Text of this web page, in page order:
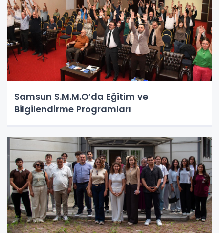
Samsun S.M.M.O’da Eğitim ve
Bilgilendirme Programları